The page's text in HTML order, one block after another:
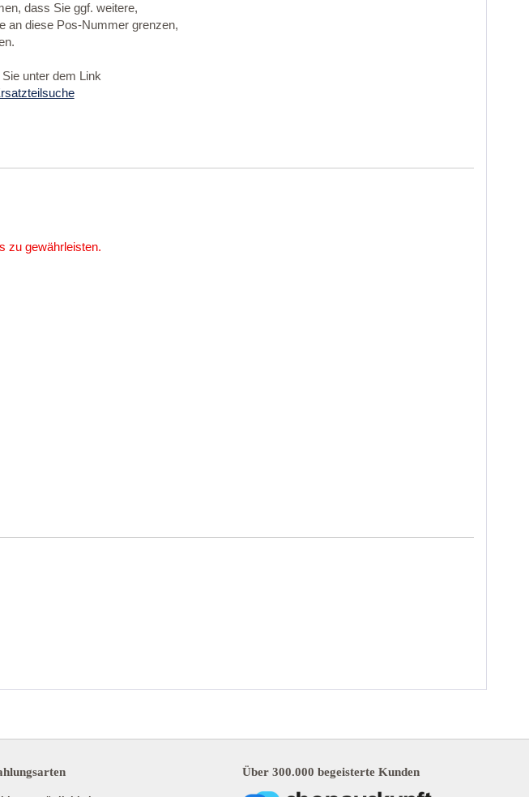
dass Sie ggf. weitere,
an diese Pos-Nummer grenzen,
unter dem Link
zu gewährleisten.
Über 300.000 begeisterte Kunden